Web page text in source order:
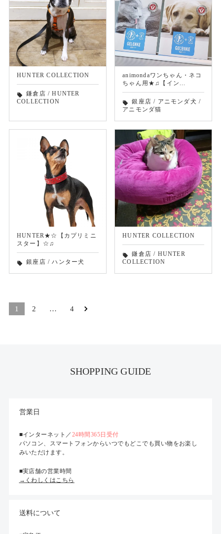
HUNTER COLLECTION
local_offer 鎌倉店 /HUNTER
COLLECTION
animondaワンちゃん・ネコ
ちゃん用★♫【イン...
local_offer 銀座店 / アニモンダ犬 /
アニモンダ猫
HUNTER★☆【カプリミニ
スター】☆♫
local_offer 銀座店 /ハンター犬
HUNTER COLLECTION
local_offer 鎌倉店 / HUNTER
COLLECTION
1 2 … 4
SHOPPING GUIDE
営業日
■インターネット／ 24時間365日受付
パソコン、スマートフォンからいつでもどこでも買い物をお楽し
みいただけます。
■実店舗の営業時間
→くわしくはこちら
送料について